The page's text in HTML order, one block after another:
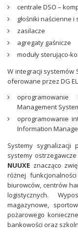
centrale DSO –
głośniki naścienne
zasilacze
agregaty gaśnicze
moduły sterująco-
W integracji systemów
oferowane przez DG
Management
oprogramowanie
Information
Systemy sygnalizacji
systemy
NUUXE znacząco
różnej
biurowców, centrów
logistycznych.
magazynowe,
pożarowego
bankowości oraz